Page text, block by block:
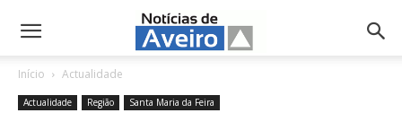
NotíciasdeAveiro.pt
Início Actualidade
Actualidade Região Santa Maria da Feira